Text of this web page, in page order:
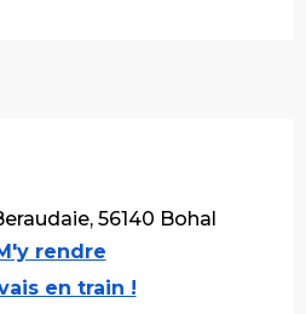
56140 Bohal
rendre
en train !